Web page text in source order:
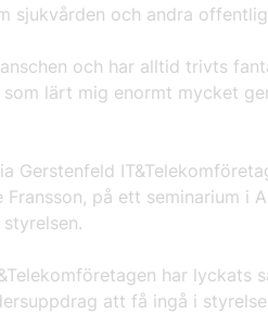
sjukvården och andra
och har alltid trivts
lärt mig enormt mycket
Gerstenfeld
på ett seminarium i
har lyckats
att få ingå i